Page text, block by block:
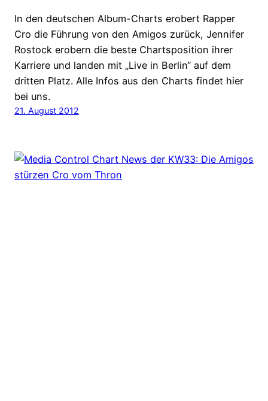
In den deutschen Album-Charts erobert Rapper
Cro die Führung von den Amigos zurück, Jennifer
Rostock erobern die beste Chartsposition ihrer
Karriere und landen mit „Live in Berlin“ auf dem
dritten Platz. Alle Infos aus den Charts findet hier
bei uns.
21. August 2012